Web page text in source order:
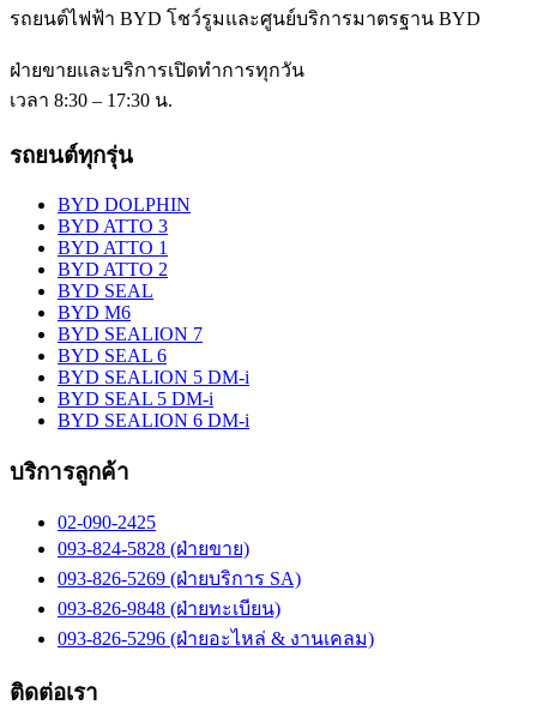
รถยนต์ไฟฟ้า BYD โชว์รูมและศูนย์บริการมาตรฐาน BYD
ฝ่ายขายและบริการเปิดทำการทุกวัน
เวลา 8:30 – 17:30 น.
รถยนต์ทุกรุ่น
BYD DOLPHIN
BYD ATTO 3
BYD ATTO 1
BYD ATTO 2
BYD SEAL
BYD M6
BYD SEALION 7
BYD SEAL 6
BYD SEALION 5 DM-i
BYD SEAL 5 DM-i
BYD SEALION 6 DM-i
บริการลูกค้า
02-090-2425
093-824-5828 (ฝ่ายขาย)
093-826-5269 (ฝ่ายบริการ SA)
093-826-9848 (ฝ่ายทะเบียน)
093-826-5296 (ฝ่ายอะไหล่ & งานเคลม)
ติดต่อเรา